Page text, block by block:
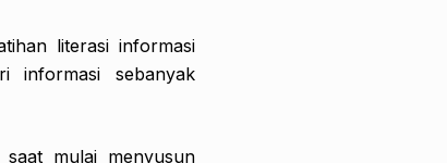
literasi informasi
informasi sebanyak
saat mulai menyusun